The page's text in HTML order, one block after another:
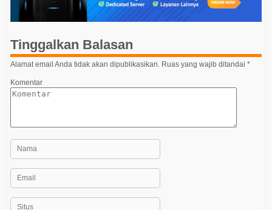
i
p
o
s
Tinggalkan Balasan
Alamat email Anda tidak akan dipublikasikan. Ruas yang wajib ditandai *
Komentar